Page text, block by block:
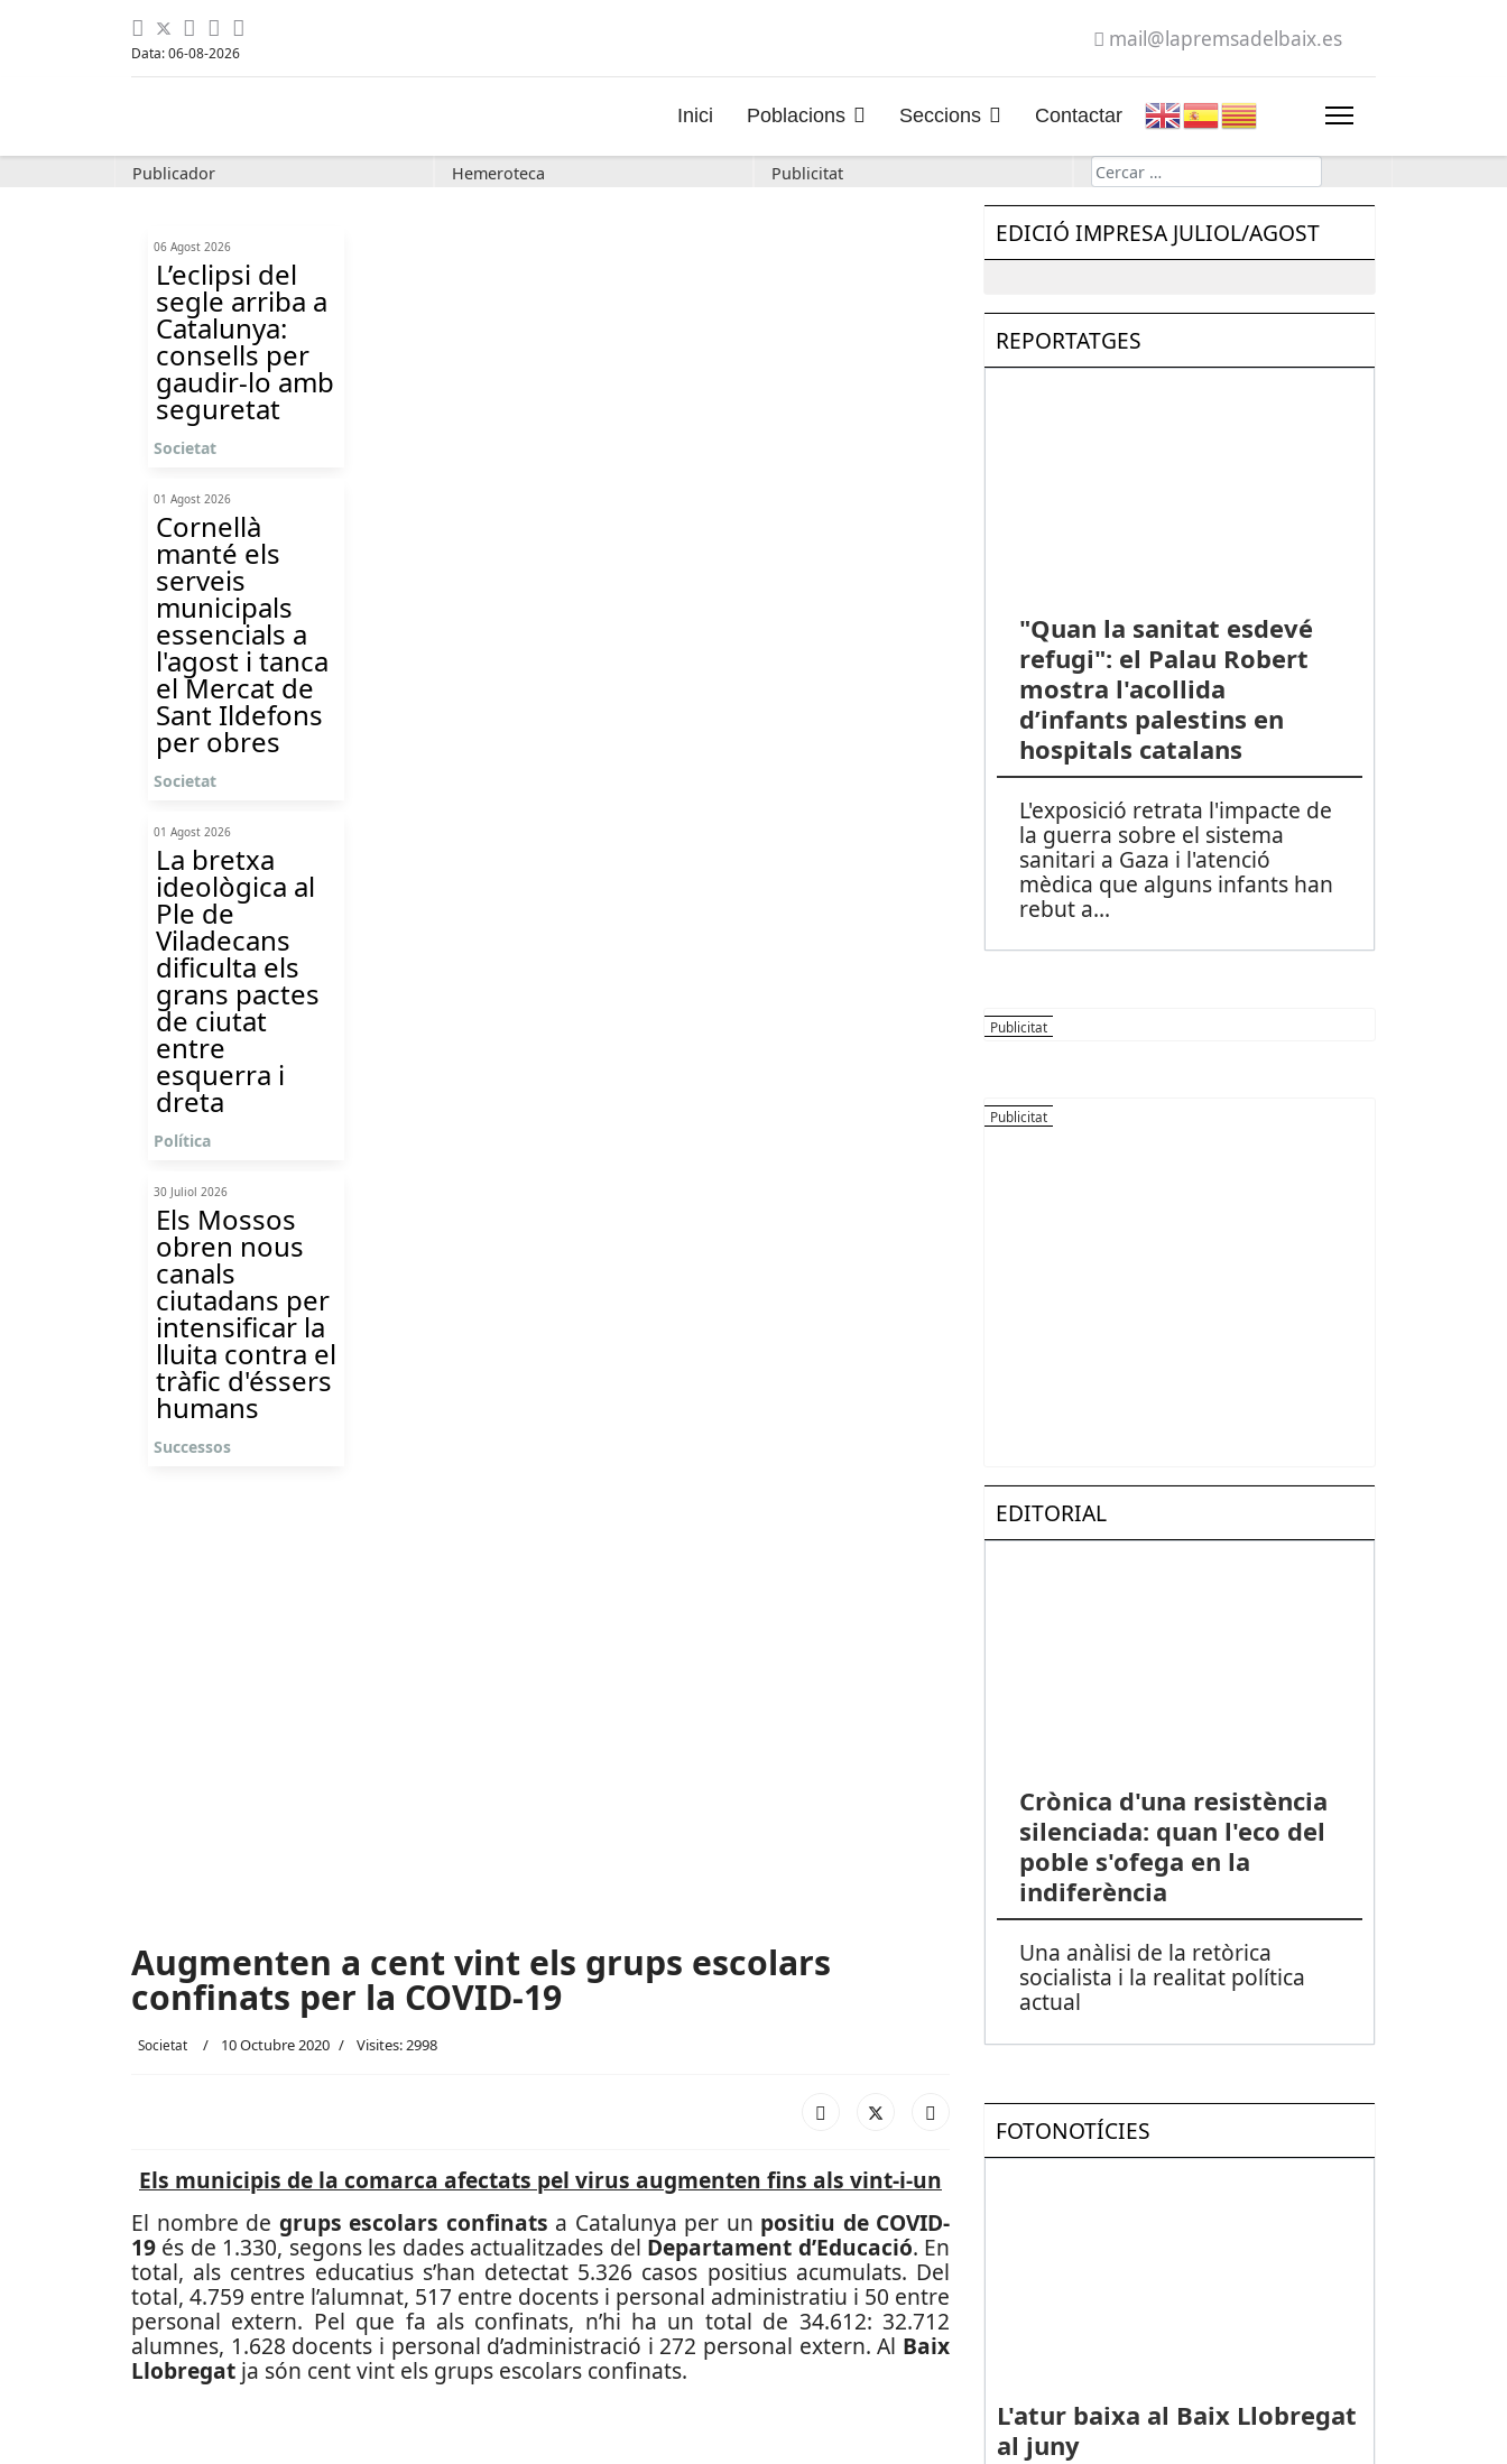
Data: 06-08-2026
mail@lapremsadelbaix.es
Inici Poblacions Seccions Contactar
Publicador Hemeroteca Publicitat Cerca
06 Agost 2026
L’eclipsi del
segle arriba a
Catalunya:
consells per
gaudir-lo amb
seguretat
Societat
01 Agost 2026
Cornellà
manté els
serveis
municipals
essencials a
l'agost i tanca
el Mercat de
Sant Ildefons
per obres
Societat
01 Agost 2026
La bretxa
ideològica al
Ple de
Viladecans
dificulta els
grans pactes
de ciutat
entre
esquerra i
dreta
Política
30 Juliol 2026
Els Mossos
obren nous
canals
ciutadans per
intensificar la
lluita contra el
tràfic d'éssers
humans
Successos
Augmenten a cent vint els grups escolars
confinats per la COVID-19
Societat 10 Octubre 2020 Visites: 2998
Els municipis de la comarca afectats pel virus augmenten fins als vint-i-un
El nombre de grups escolars confinats a Catalunya per un positiu de COVID-
19 és de 1.330, segons les dades actualitzades del Departament d’Educació. En
total, als centres educatius s’han detectat 5.326 casos positius acumulats. Del
total, 4.759 entre l’alumnat, 517 entre docents i personal administratiu i 50 entre
personal extern. Pel que fa als confinats, n’hi ha un total de 34.612: 32.712
alumnes, 1.628 docents i personal d’administració i 272 personal extern. Al Baix
Llobregat ja són cent vint els grups escolars confinats.
EDICIÓ IMPRESA JULIOL/AGOST
REPORTATGES
"Quan la sanitat esdevé
refugi": el Palau Robert
mostra l'acollida
d’infants palestins en
hospitals catalans
L'exposició retrata l'impacte de
la guerra sobre el sistema
sanitari a Gaza i l'atenció
mèdica que alguns infants han
rebut a...
EDITORIAL
Crònica d'una resistència
silenciada: quan l'eco del
poble s'ofega en la
indiferència
Una anàlisi de la retòrica
socialista i la realitat política
actual
FOTONOTÍCIES
L'atur baixa al Baix Llobregat
al juny